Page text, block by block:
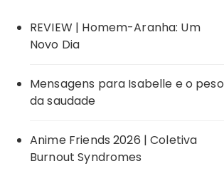
REVIEW | Homem-Aranha: Um
Novo Dia
Mensagens para Isabelle e o peso
da saudade
Anime Friends 2026 | Coletiva
Burnout Syndromes